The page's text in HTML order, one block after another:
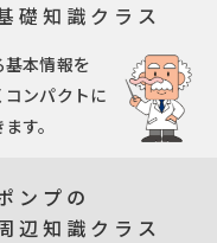
礎知識クラス
本情報を
ンパクトに
す。
ンプの
辺知識クラス